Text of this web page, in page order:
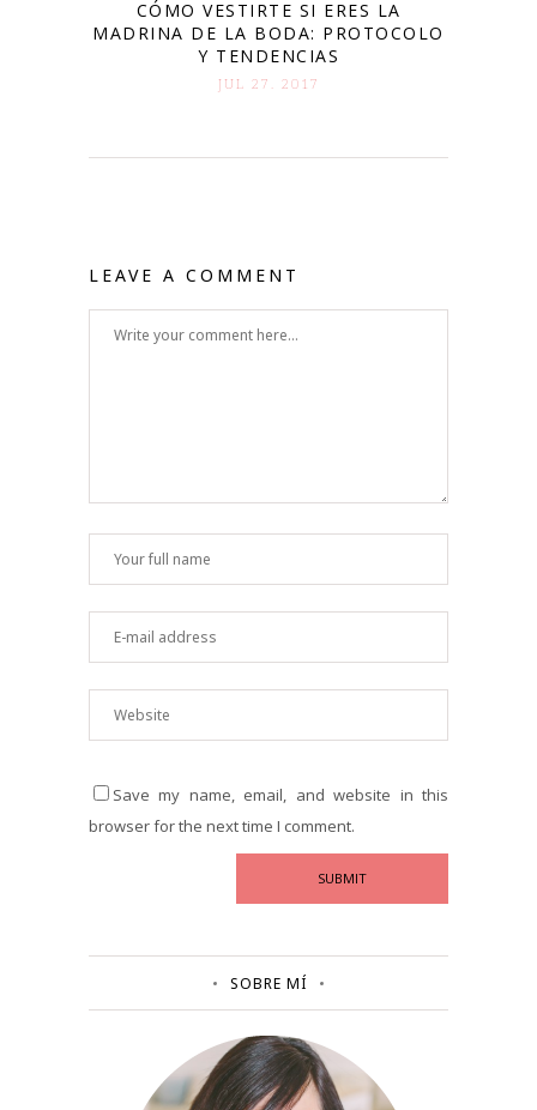
CÓMO VESTIRTE SI ERES LA
MADRINA DE LA BODA: PROTOCOLO
Y TENDENCIAS
JUL 27. 2017
LEAVE A COMMENT
Save my name, email, and website in this
browser for the next time I comment.
SOBRE MÍ